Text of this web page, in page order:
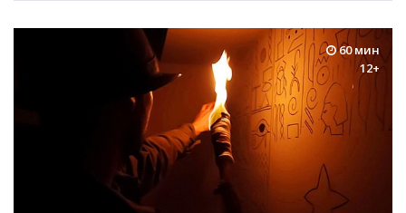
60 мин
12+